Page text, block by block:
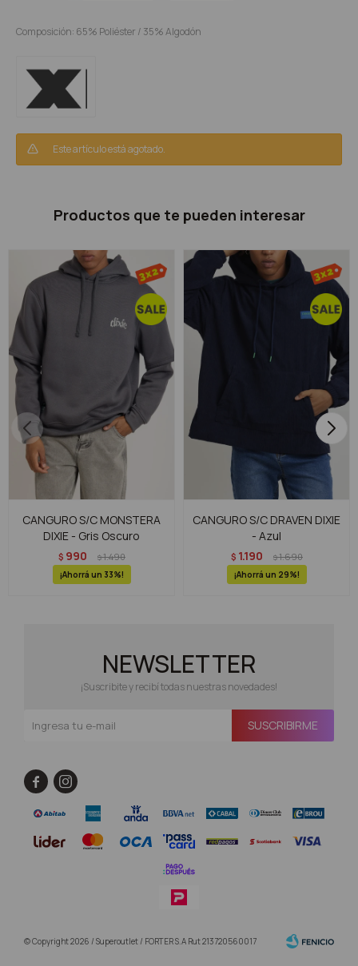
Composición: 65% Poliéster / 35% Algodón
Este artículo está agotado.
Productos que te pueden interesar
CANGURO S/C MONSTERA
DIXIE - Gris Oscuro
$ 990 $1.490
33
CANGURO S/C DRAVEN DIXIE
- Azul
$ 1.190 $1.690
29
NEWSLETTER
¡Suscribite y recibí todas nuestras novedades!
SUSCRIBIRME
 
© Copyright 2026 / Superoutlet / FORTER S.A Rut 213720560017